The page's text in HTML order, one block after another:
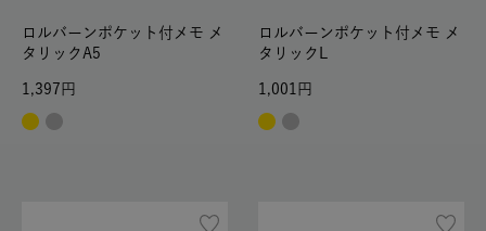
ロルバーンポケット付メモ メ
タリックA5
1,397
ロルバーンポケット付メモ メ
タリックL
1,001